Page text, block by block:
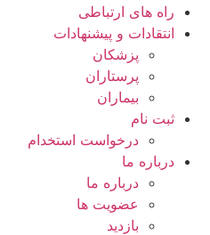
راه های ارتباطی
انتقادات و پيشنهادات
پزشكان
پرستاران
بيماران
ثبت نام
درخواست استخدام
درباره ما
درباره ما
عضویت ها
بازدید